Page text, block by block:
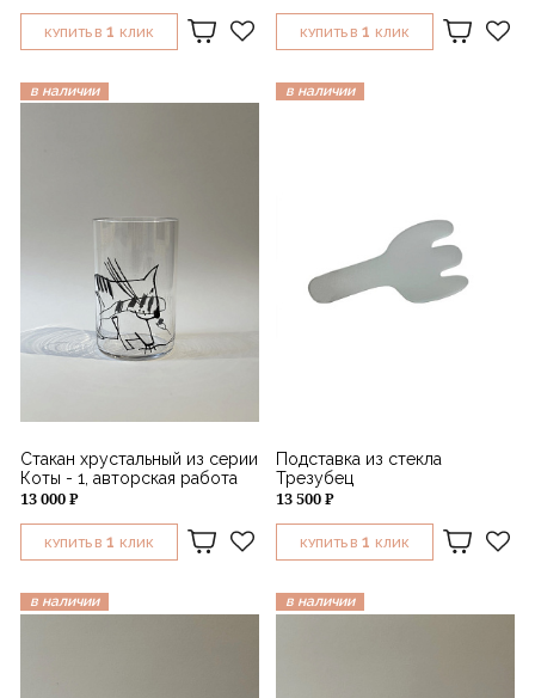
КУПИТЬ В 1 КЛИК КУПИТЬ В 1 КЛИК
в наличии
Стакан хрустальный из серии
Коты - 1, авторская работа
13 000 ₽
КУПИТЬ В 1 КЛИК
в наличии
Подставка из стекла
Трезубец
13 500 ₽
КУПИТЬ В 1 КЛИК
в наличии в наличии